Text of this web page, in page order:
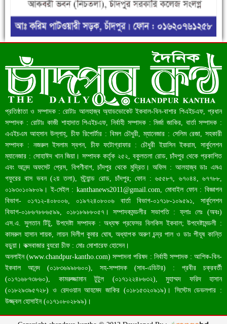
ফরিদগঞ্জে ড্রেন ও সড়ক নির্মাণে ধীরগতি জনদুর্ভোগ চরমে
রেকর্ড ৪৫.৪৬ বিলিয়ন ডলারের রিজার্ভ
বাংলাদেশ আজ মধ্যম আয়ের দেশে উন্নীত হওয়ার পথে
প্রতিষ্ঠাতা ও সম্পাদক : রোটাঃ আলহাজ্ব অ্যাডভোকেট ইকবাল-বিন-বাশার পিএইচএফ, প্রধান
সম্পাদক : রোটাঃ কাজী শাহাদাত পিএইচএফ, নির্বাহী সম্পাদক : মির্জা জাকির, বার্তা সম্পাদক :
এএইচএম আহসান উল্লাহ্, চীফ রিপোর্টার : বিমল চৌধুরী, ম্যানেজার : সেলিম রেজা, সহকারী
সম্পাদক : নজরুল ইসলাম স্বপন, চীফ ফটোগ্রাফার : চৌধুরী ইয়াসিন ইকরাম, সার্কুলেশন
ম্যানেজার : সোহাঈদ খান জিয়া। সম্পাদক কর্তৃক ২৫২, বকুলতলা রোড, চাঁদপুর থেকে প্রকাশিত
এবং আনন্দ অফসেট প্রেস, বিপণীবাগ, চাঁদপুর থেকে মুদ্রিত। অফিস : আলহাজ্ব ডাঃ এমএ
গফুরের বাস ভবন (২য় তলা), স্ট্র্যান্ড রোড, চাঁদপুর; ফোন : ৬৫৫৮৭, ৬৭০৪৪, ৬৭৭৮৮,
০১৯৩০১০৯৮০৯। ই-মেইল :kanthanews2011@gmail.com , মোবাইল ফোন : বিজ্ঞাপন
বিভাগ- ০১৭১২-৪০৮০০৬, ০১৯৭২৪০৮০০৬ বার্তা বিভাগ-০১৭১৮-১০৯৫৯১, সার্কুলেশন
বিভাগ-০১৮৬৭৮৮৬৫৯৯, ০১৮১৮৯৮৮০৫৭। সম্পাদকমন্ডলীর সভাপতি : ফ্লাঃ লেঃ (অবঃ)
এস.এ. সুলতান টিটু, উপদেষ্টা সম্পাদক : অধ্যক্ষ প্রফেসর বিলকিস ইকবাল; উপদেষ্টামন্ডলী :
কামরুল হাসান শায়ক, লায়ন দিলীপ কুমার ঘোষ, অধ্যাপক অরুণ চন্দ্র পাল ও ডাঃ পীযূষ কান্তি
বড়ুয়া। কক্সবাজার ব্যুরো চীফ : মোঃ মোশারেফ হোসেন।
অনলাইন (www.chandpur-kantho.com) সম্পাদনা পরিষদ : নির্বাহী সম্পাদক : আশিক-বিন-
ইকবাল আনন্দ (০১৮৩৬৯৯৮৬০০), সহ-সম্পাদক (সাব-এডিটর) : প্রবীর চক্রবর্তী
(০১৭১৬৮৭৩৮৬০), কামরুজ্জামান টুটুল (০১৭১২২৪৮৬৩২), মুহাম্মদ ফরিদ হাসান
(০১৮২৯৩৯৫৭২৮) ও রেদওয়ান আহমেদ জাকির (০১৮১৫৩২০৯১৯)। সিস্টেম ডেভলপার :
উজ্জ্বল হোসাইন (০১৭১০৮০২৮৯৯)।